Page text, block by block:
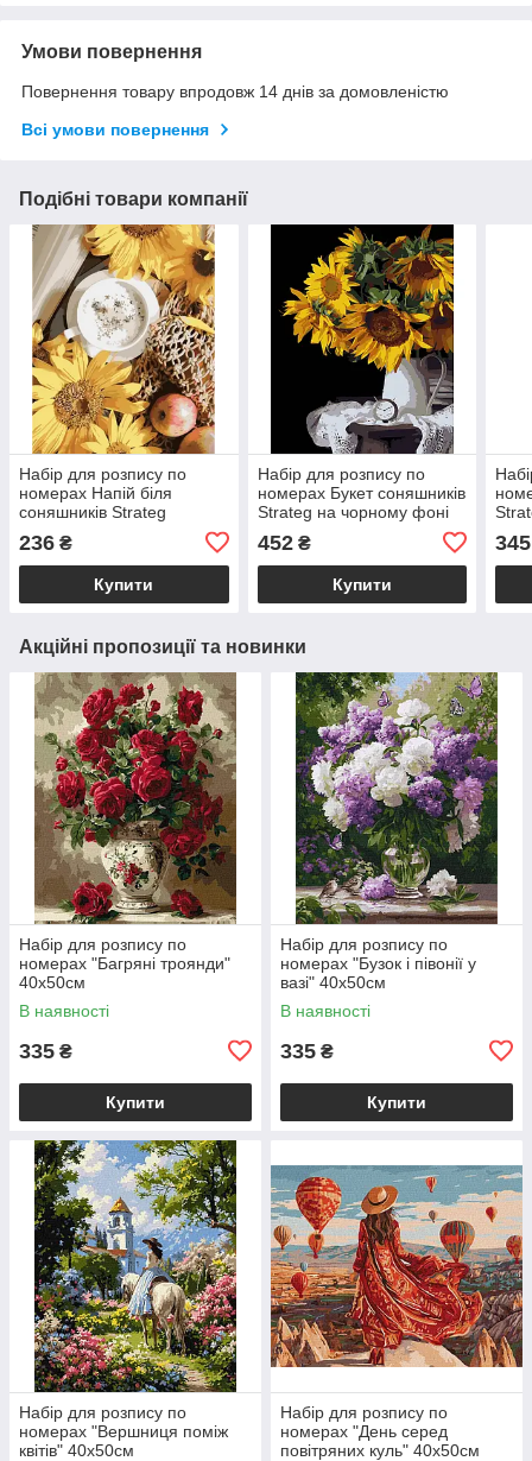
Умови повернення
Повернення товару впродовж 14 днів за домовленістю
Всі умови повернення
Подібні товари компанії
Набір для розпису по
номерах Напій біля
соняшників Strateg
(GS1360)
236 ₴
Купити
Набір для розпису по
номерах Букет соняшників
Strateg на чорному фоні
(AH1232-17)
452₴
Купити
345
Акційні пропозиції та новинки
Набір для розпису по
номерах "Багряні троянди"
40х50см
В наявності
335 ₴
Купити
Набір для розпису по
номерах "Бузок і півонії у
вазі" 40х50см
В наявності
335 ₴
Купити
Набір для розпису по
номерах "Вершниця поміж
квітів" 40х50см
Набір для розпису по
номерах "День серед
повітряних куль" 40х50см